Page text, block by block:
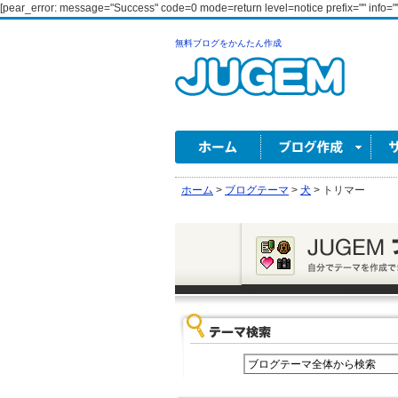
[pear_error: message="Success" code=0 mode=return level=notice prefix=""
無料ブログをかんたん作成
ホーム > ブログテーマ > 犬 > トリマー